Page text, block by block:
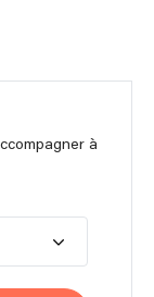
à